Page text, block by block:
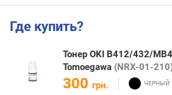
Где купить?
Тонер OKI B412/432/
Tomoegawa (NRX-01-
300 грн.